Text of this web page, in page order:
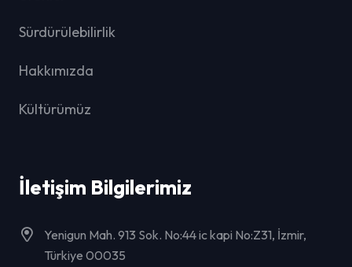
Sürdürülebilirlik
Hakkımızda
Kültürümüz
İletişim Bilgilerimiz
Yenigun Mah. 913 Sok. No:44 ic kapi No:Z31, İzmir,
Türkiye 00035